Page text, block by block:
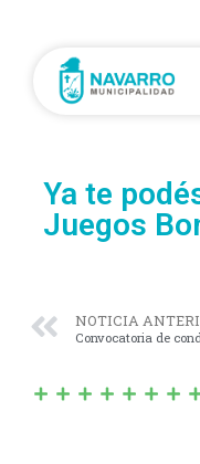
Ya te
Juegos
NOTICIA